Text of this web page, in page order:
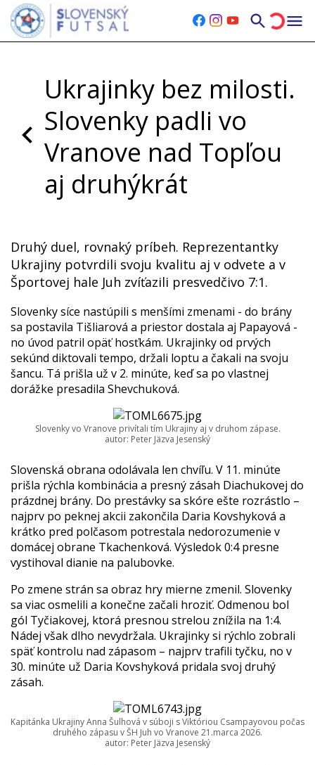
Ukrajinky bez milosti.
Slovenky padli vo
Vranove nad Topľou
aj druhýkrát
Druhý duel, rovnaký príbeh. Reprezentantky
Ukrajiny potvrdili svoju kvalitu aj v odvete a v
Športovej hale Juh zvíťazili presvedčivo 7:1.
Slovenky síce nastúpili s menšími zmenami - do brány
sa postavila Tišliarová a priestor dostala aj Papayová -
no úvod patril opäť hosťkám. Ukrajinky od prvých
sekúnd diktovali tempo, držali loptu a čakali na svoju
šancu. Tá prišla už v 2. minúte, keď sa po vlastnej
dorážke presadila Shevchuková.
Slovenky vo Vranove privítali tím Ukrajiny aj v druhom zápase.
autor: Peter Jäzva Jesenský
Slovenská obrana odolávala len chvíľu. V 11. minúte
prišla rýchla kombinácia a presný zásah Diachukovej do
prázdnej brány. Do prestávky sa skóre ešte rozrástlo –
najprv po peknej akcii zakončila Daria Kovshyková a
krátko pred polčasom potrestala nedorozumenie v
domácej obrane Tkachenková. Výsledok 0:4 presne
vystihoval dianie na palubovke.
Po zmene strán sa obraz hry mierne zmenil. Slovenky
sa viac osmelili a konečne začali hroziť. Odmenou bol
gól Tyčiakovej, ktorá presnou strelou znížila na 1:4.
Nádej však dlho nevydržala. Ukrajinky si rýchlo zobrali
späť kontrolu nad zápasom – najprv trafili tyčku, no v
30. minúte už Daria Kovshyková pridala svoj druhý
zásah.
Kapitánka Ukrajiny Anna Šulhová v súboji s Viktóriou Csampayovou počas
druhého zápasu v ŠH Juh vo Vranove 21.marca 2026.
autor: Peter Jäzva Jesenský